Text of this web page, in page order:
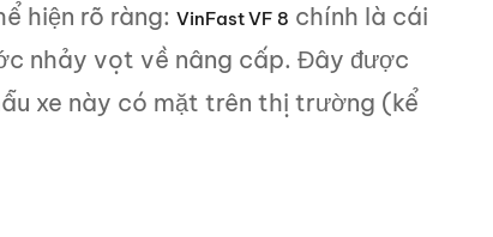
hiện rõ ràng: VinFast VF 8 chính là cái
nhảy vọt về nâng cấp. Đây được
xe này có mặt trên thị trường (kể